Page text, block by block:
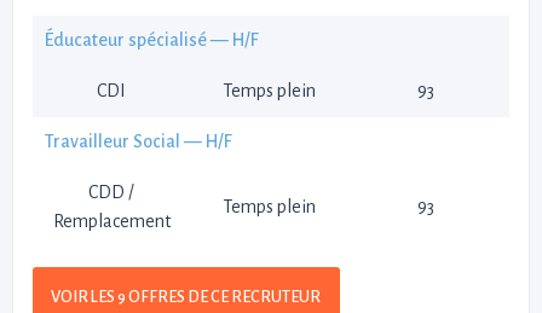
Éducateur spécialisé — H/F
CDI Temps plein 93
Travailleur Social — H/F
CDD /
Remplacement
Temps plein 93
VOIR LES 9 OFFRES DE CE RECRUTEUR